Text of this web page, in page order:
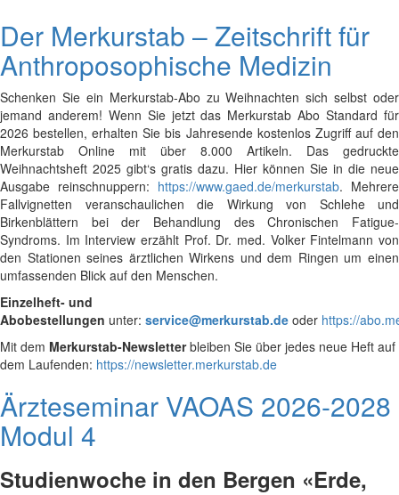
Der Merkurstab – Zeitschrift für
Anthroposophische Medizin
Schenken Sie ein Merkurstab-Abo zu Weihnachten sich selbst oder
jemand anderem! Wenn Sie jetzt das Merkurstab Abo Standard für
2026 bestellen, erhalten Sie bis Jahresende kostenlos Zugriff auf den
Merkurstab Online mit über 8.000 Artikeln. Das gedruckte
Weihnachtsheft 2025 gibt‘s gratis dazu. Hier können Sie in die neue
Ausgabe reinschnuppern: https://www.gaed.de/merkurstab. Mehrere
Fallvignetten veranschaulichen die Wirkung von Schlehe und
Birkenblättern bei der Behandlung des Chronischen Fatigue-
Syndroms. Im Interview erzählt Prof. Dr. med. Volker Fintelmann von
den Stationen seines ärztlichen Wirkens und dem Ringen um einen
umfassenden Blick auf den Menschen.
Einzelheft- und
Abobestellungen unter: service@merkurstab.de oder https://
Mit dem Merkurstab-Newsletterbleiben Sie über jedes neue Heft auf
dem Laufenden: https://newsletter.merkurstab.de
Ärzteseminar VAOAS 2026-2028
Modul 4
Studienwoche in den Bergen «Erde,